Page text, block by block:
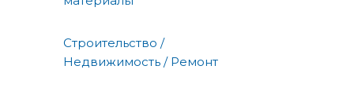
Строительство /
Недвижимость / Ремонт